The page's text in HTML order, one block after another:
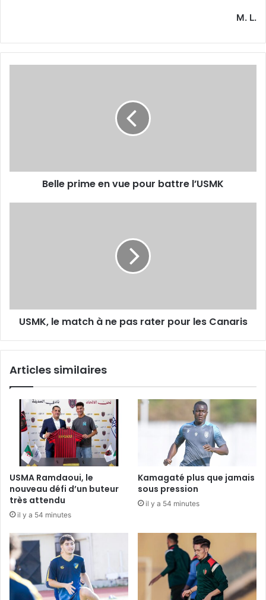
M. L.
Belle prime en vue pour battre l’USMK
les
Canaris
USMK, le match à ne pas rater pour les Canaris
Articles similaires
USMA Ramdaoui, le
nouveau défi d’un buteur
très attendu
il y a 54 minutes
Kamagaté plus que jamais
sous pression
il y a 54 minutes